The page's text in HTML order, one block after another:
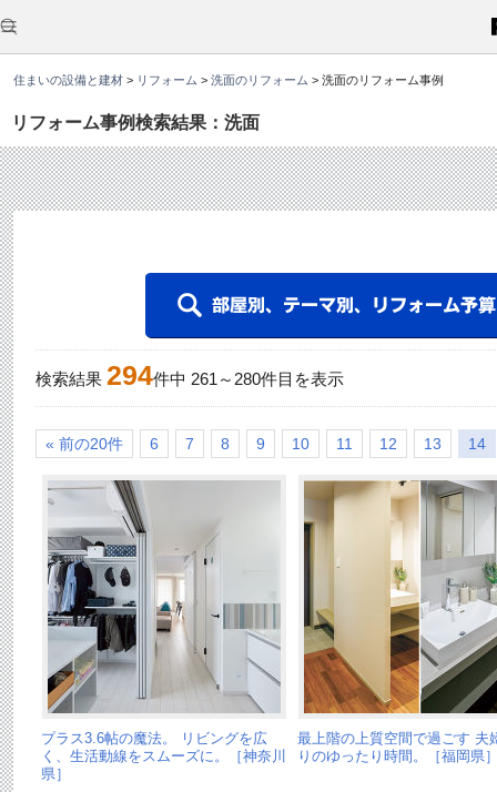
住まいの設備と建材 > リフォーム > 洗面のリフォーム > 洗面のリフォーム事例
リフォーム事例検索結果：洗面
こ
か
ら
文
す
検索結果 294件中 261 ～ 280件目を表示
« 前の20件 6 7 8 9 10 11 12 13 14
プラス3.6帖の魔法。 リビングを広
く、生活動線をスムーズに。［神奈川
県］
最上階の上質空間で過ごす 夫
りのゆったり時間。［福岡県